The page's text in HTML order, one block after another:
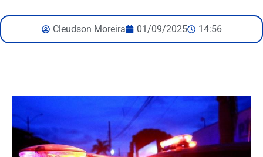
Cleudson Moreira 01/09/2025 14:56